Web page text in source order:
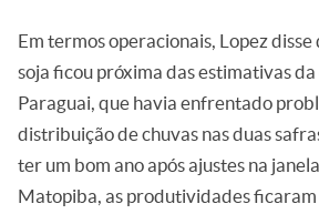
Em termos operacionais, Lopez
soja ficou próxima das estimativas
Paraguai, que havia enfrentado
distribuição de chuvas nas duas
ter um bom ano após ajustes na
Matopiba, as produtividades ficaram